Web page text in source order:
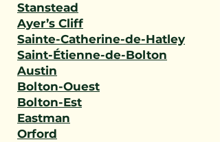
Stanstead
Ayer’s Cliff
Sainte-Catherine-de-Hatley
Saint-Étienne-de-Bolton
Austin
Bolton-Ouest
Bolton-Est
Eastman
Orford